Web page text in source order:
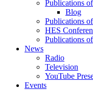
Publications
Blog
Publications
HES
Publications
News
Radio
Television
YouTube
Events